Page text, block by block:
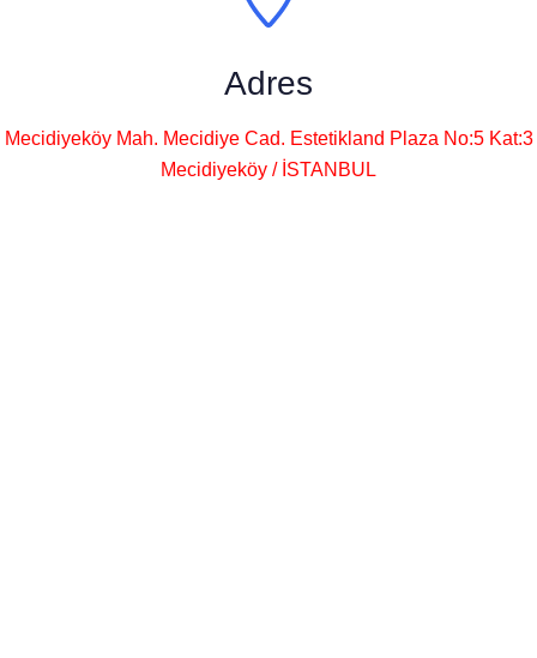
Adres
Mecidiyeköy Mah. Mecidiye Cad. Estetikland Plaza No:5 Kat:3
Mecidiyeköy / İSTANBUL